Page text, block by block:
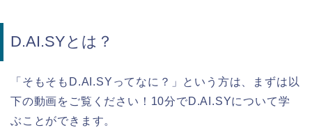
D.AI.SYとは？
「そもそもD.AI.SYってなに？」という方は、まずは以
下の動画をご覧ください！10分でD.AI.SYについて学
ぶことができます。